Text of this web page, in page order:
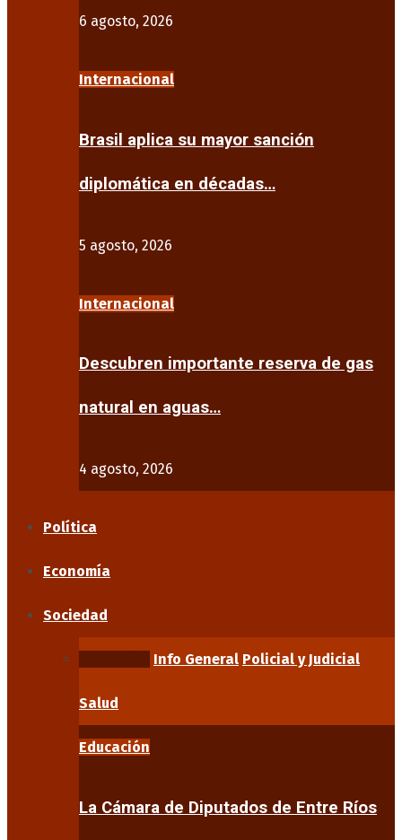
6 agosto, 2026
Internacional
Brasil aplica su mayor sanción
diplomática en décadas…
5 agosto, 2026
Internacional
Descubren importante reserva de gas
natural en aguas…
4 agosto, 2026
Política
Economía
Sociedad
Info General Policial y Judicial
Salud
Educación
La Cámara de Diputados de Entre Ríos